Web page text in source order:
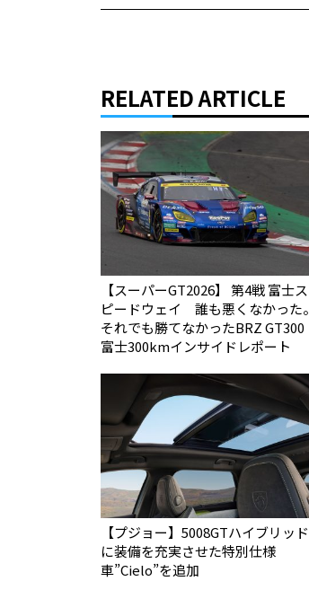
RELATED ARTICLE
【スーパーGT2026】 第4戦 富士ス
ピードウェイ 誰も悪くなかった。
それでも勝てなかった――BRZ GT300
富士300kmインサイドレポート
【プジョー】5008GTハイブリッド
に装備を充実させた特別仕様
車”Cielo”を追加